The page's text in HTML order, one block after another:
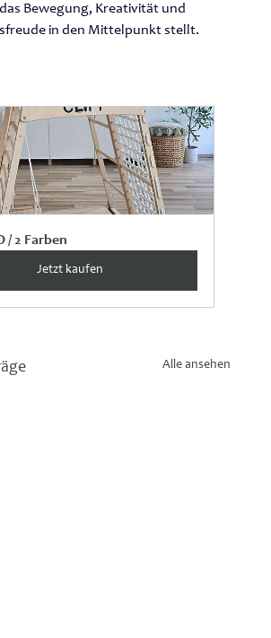
Bewegung, Kreativität und
in den Mittelpunkt stellt.
/ 2 Farben
Jetzt kaufen
Alle ansehen